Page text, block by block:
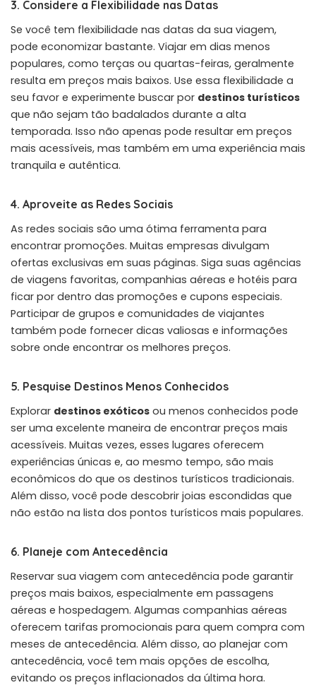
3. Considere a Flexibilidade nas Datas
Se você tem flexibilidade nas datas da sua viagem,
pode economizar bastante. Viajar em dias menos
populares, como terças ou quartas-feiras, geralmente
resulta em preços mais baixos. Use essa flexibilidade a
seu favor e experimente buscar por destinos turísticos
que não sejam tão badalados durante a alta
temporada. Isso não apenas pode resultar em preços
mais acessíveis, mas também em uma experiência mais
tranquila e autêntica.
4. Aproveite as Redes Sociais
As redes sociais são uma ótima ferramenta para
encontrar promoções. Muitas empresas divulgam
ofertas exclusivas em suas páginas. Siga suas agências
de viagens favoritas, companhias aéreas e hotéis para
ficar por dentro das promoções e cupons especiais.
Participar de grupos e comunidades de viajantes
também pode fornecer dicas valiosas e informações
sobre onde encontrar os melhores preços.
5. Pesquise Destinos Menos Conhecidos
Explorar destinos exóticos ou menos conhecidos pode
ser uma excelente maneira de encontrar preços mais
acessíveis. Muitas vezes, esses lugares oferecem
experiências únicas e, ao mesmo tempo, são mais
econômicos do que os destinos turísticos tradicionais.
Além disso, você pode descobrir joias escondidas que
não estão na lista dos pontos turísticos mais populares.
6. Planeje com Antecedência
Reservar sua viagem com antecedência pode garantir
preços mais baixos, especialmente em passagens
aéreas e hospedagem. Algumas companhias aéreas
oferecem tarifas promocionais para quem compra com
meses de antecedência. Além disso, ao planejar com
antecedência, você tem mais opções de escolha,
evitando os preços inflacionados da última hora.